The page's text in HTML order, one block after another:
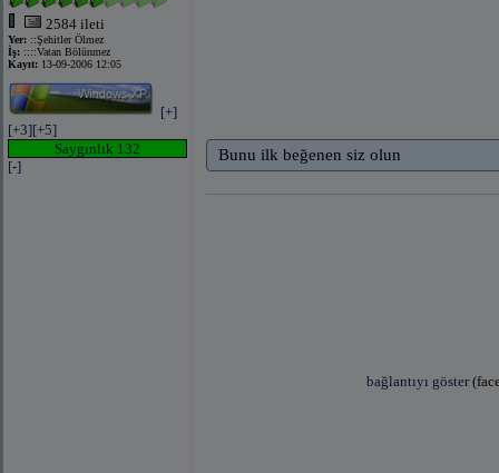
2584 ileti
Yer: ::Şehitler Ölmez
İş: ::::Vatan Bölünmez
Kayıt: 13-09-2006 12:05
[+]
[+3][+5]
Saygınlık 132
[-]
Bunu ilk beğenen siz olun
bağlantıyı göster